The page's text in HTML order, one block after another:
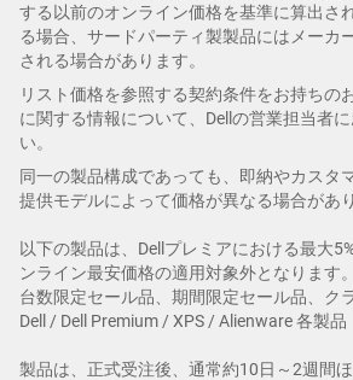
する以前のオンライン価格を基準に算出さ
る場合、サードパーティ製製品にはメーカ
される場合があります。
リスト価格を参照する契約条件をお持ちの
に関する情報について、Dellの営業担当者
い。
同一の製品構成であっても、即納やカスタ
提供モデルによって価格が異なる場合があ
以下の製品は、Dellプレミアにおける最大
ンライン最安価格の適用対象外となります。
台数限定セール品、期間限定セール品、ク
Dell / Dell Premium / XPS / Alienware 各製品
製品は、正式受注後、通常約10日～2週間